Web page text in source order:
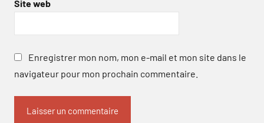
Site web
Enregistrer mon nom, mon e-mail et mon site dans le
navigateur pour mon prochain commentaire.